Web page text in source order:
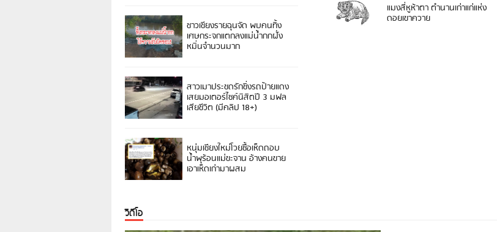
ชาวเชียงรายฉุนจัด พบคนทิ้ง
เศษกระจกแตกลงแม่น้ำกกฝั่ง
หมิ่นจำนวนมาก
สาวเมาประชดรักซิ่งรถป้ายแดง
เสยมอเตอร์ไซค์นิสิตปี 3 มฟล
เสียชีวิต (มีคลิป 18+)
หนุ่มเชียงใหม่โวยซื้อเห็ดถอบ
น้ำพุร้อนแม่ขะจาน อ้างคนขาย
เอาเห็ดเก่ามาผสม
แมงสี่หูห้าตา ตำนานเก่าแก่แห่ง
ดอยเขาควาย
วิดีโอ